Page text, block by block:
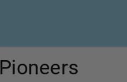
Pioneers